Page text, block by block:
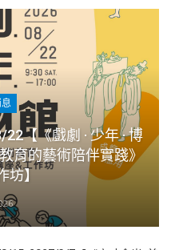
【《戲劇 · 少年 · 博
育的藝術陪伴實踐》
坊】